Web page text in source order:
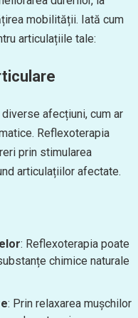
mobilității. Iată cum
articulațiile tale:
afecțiuni, cum ar
Reflexoterapia
prin stimularea
articulațiilor afectate.
: Reflexoterapia poate
chimice naturale
: Prin relaxarea mușchilor